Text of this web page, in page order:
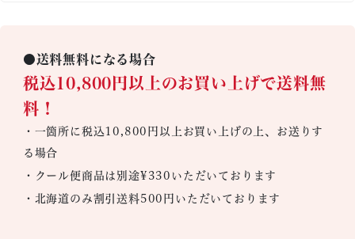
●送料無料になる場合
税込10,800円以上のお買い上げで送料無
料！
・一箇所に税込10,800円以上お買い上げの上、お送りす
る場合
・クール便商品は別途¥330いただいております
・北海道のみ割引送料500円いただいております